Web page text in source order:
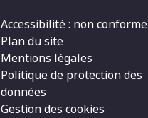
Accessibilité : non conforme
Plan du site
Mentions légales
Politique de protection des
données
Gestion des cookies